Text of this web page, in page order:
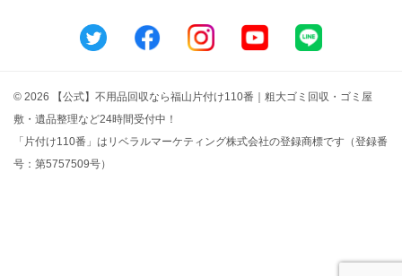
© 2026 【公式】不用品回収なら福山片付け110番｜粗大ゴミ回収・ゴミ屋
敷・遺品整理など24時間受付中！
「片付け110番」はリベラルマーケティング株式会社の登録商標です（登録番
号：第5757509号）